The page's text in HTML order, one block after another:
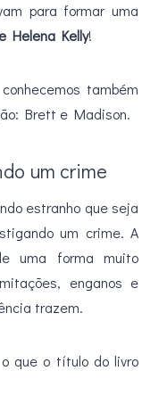
para formar uma
Helena Kelly!
também
Brett e Madison.
um crime
estranho que seja
um crime. A
uma forma muito
enganos e
trazem.
que o título do livro